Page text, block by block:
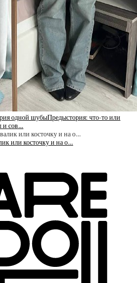
одной шубыПредыстория: что-то или
и сов…
или косточку и на о…